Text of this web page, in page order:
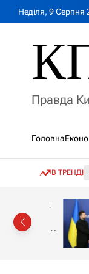
Неділя, 9 Серпня
Правда
Головна
В ТРЕНДІ
та
одне